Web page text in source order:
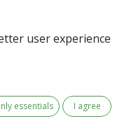
user experience
essentials I agree